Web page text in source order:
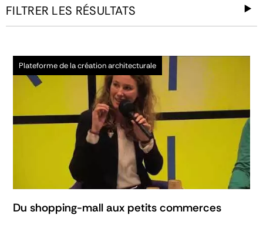
FILTRER LES RÉSULTATS
Plateforme de la création architecturale
Du shopping-mall aux petits commerces